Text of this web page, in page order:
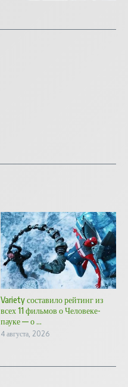
Variety составило рейтинг из
всех 11 фильмов о Человеке-
пауке — о ...
4 августа, 2026